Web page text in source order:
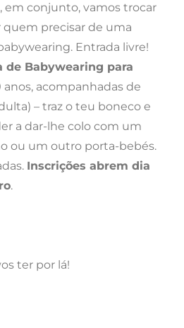
em conjunto, vamos trocar
quem precisar de uma
Entrada livre!
de Babywearing para
anos, acompanhadas de
– traz o teu boneco e
a dar-lhe colo com um
ou um outro porta-bebés.
Inscrições abrem dia
.
ter por lá!